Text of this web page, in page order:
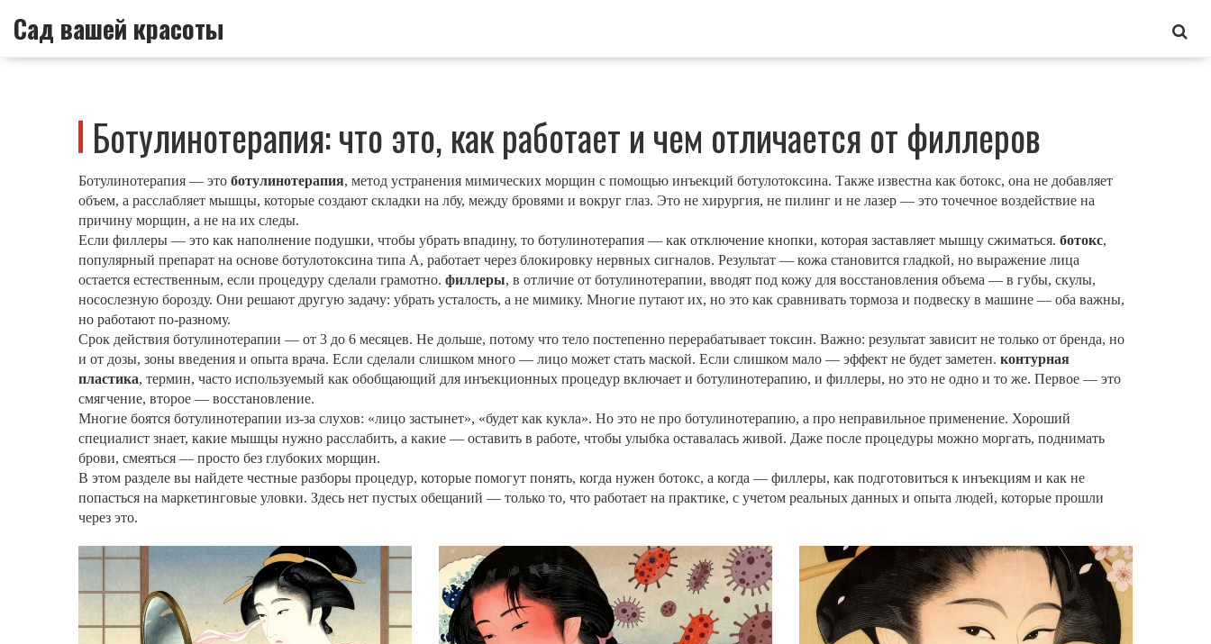
Сад вашей красоты
Ботулинотерапия: что это, как работает и чем отличается от филлеров
Ботулинотерапия — это ботулинотерапия, метод устранения мимических морщин с помощью инъекций ботулотоксина. Также известна как ботокс, она не добавляет
объем, а расслабляет мышцы, которые создают складки на лбу, между бровями и вокруг глаз. Это не хирургия, не пилинг и не лазер — это точечное воздействие на
причину морщин, а не на их следы.
Если филлеры — это как наполнение подушки, чтобы убрать впадину, то ботулинотерапия — как отключение кнопки, которая заставляет мышцу сжиматься. ботокс,
популярный препарат на основе ботулотоксина типа A, работает через блокировку нервных сигналов. Результат — кожа становится гладкой, но выражение лица
остается естественным, если процедуру сделали грамотно. филлеры, в отличие от ботулинотерапии, вводят под кожу для восстановления объема — в губы, скулы,
носослезную борозду. Они решают другую задачу: убрать усталость, а не мимику. Многие путают их, но это как сравнивать тормоза и подвеску в машине — оба важны,
но работают по-разному.
Срок действия ботулинотерапии — от 3 до 6 месяцев. Не дольше, потому что тело постепенно перерабатывает токсин. Важно: результат зависит не только от бренда, но
и от дозы, зоны введения и опыта врача. Если сделали слишком много — лицо может стать маской. Если слишком мало — эффект не будет заметен. контурная
пластика, термин, часто используемый как обобщающий для инъекционных процедур включает и ботулинотерапию, и филлеры, но это не одно и то же. Первое — это
смягчение, второе — восстановление.
Многие боятся ботулинотерапии из-за слухов: «лицо застынет», «будет как кукла». Но это не про ботулинотерапию, а про неправильное применение. Хороший
специалист знает, какие мышцы нужно расслабить, а какие — оставить в работе, чтобы улыбка оставалась живой. Даже после процедуры можно моргать, поднимать
брови, смеяться — просто без глубоких морщин.
В этом разделе вы найдете честные разборы процедур, которые помогут понять, когда нужен ботокс, а когда — филлеры, как подготовиться к инъекциям и как не
попасться на маркетинговые уловки. Здесь нет пустых обещаний — только то, что работает на практике, с учетом реальных данных и опыта людей, которые прошли
через это.